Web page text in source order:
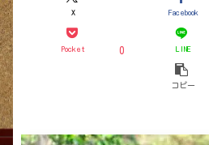
X Facebook
Pocket 0 LINE
コピー